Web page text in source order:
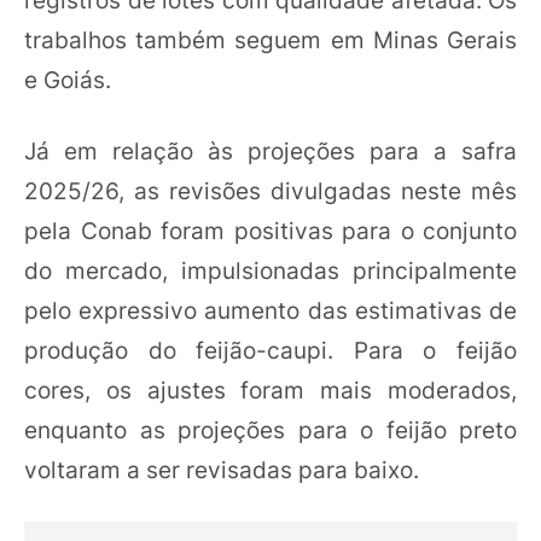
trabalhos também seguem em Minas Gerais
e Goiás.
Já em relação às projeções para a safra
2025/26, as revisões divulgadas neste mês
pela Conab foram positivas para o conjunto
do mercado, impulsionadas principalmente
pelo expressivo aumento das estimativas de
produção do feijão-caupi. Para o feijão
cores, os ajustes foram mais moderados,
enquanto as projeções para o feijão preto
voltaram a ser revisadas para baixo.